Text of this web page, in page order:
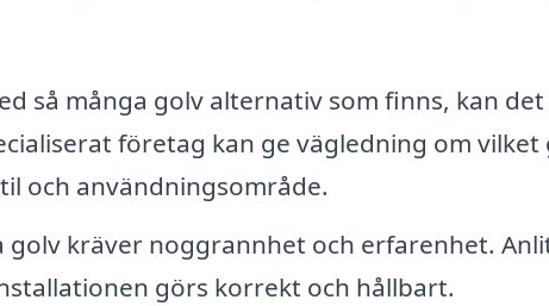
så många golv alternativ som finns, kan det
företag kan ge vägledning om vilket
och användningsområde.
golv kräver noggrannhet och erfarenhet.
görs korrekt och hållbart.